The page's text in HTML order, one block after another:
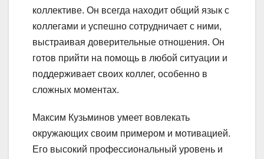
коллективе. Он всегда находит общий язык с
коллегами и успешно сотрудничает с ними,
выстраивая доверительные отношения. Он
готов прийти на помощь в любой ситуации и
поддерживает своих коллег, особенно в
сложных моментах.
Максим Кузьминов умеет вовлекать
окружающих своим примером и мотивацией.
Его высокий профессиональный уровень и